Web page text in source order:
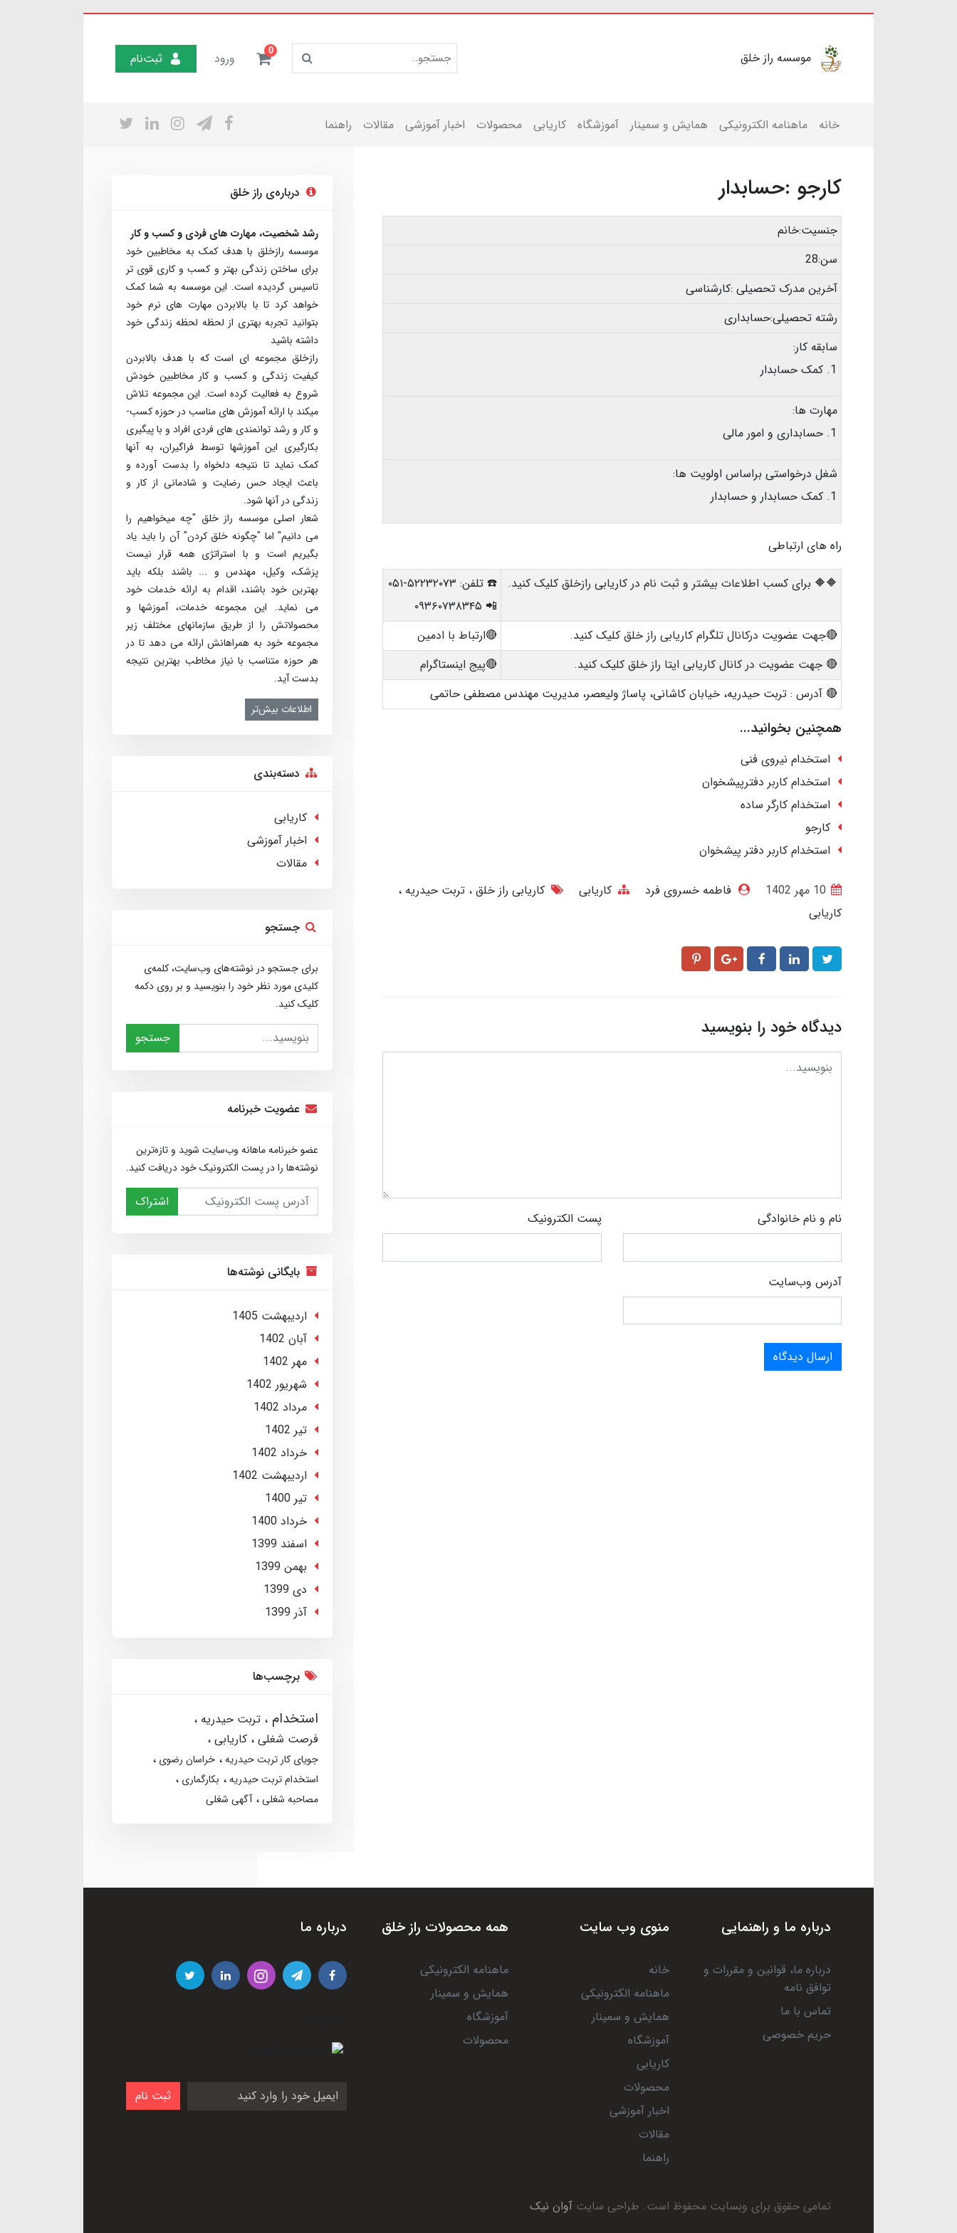
موسسه راز خلق 0 ورود ثبت‌نام
خانه ماهنامه الکترونیکی همایش و سمینار آموزشگاه کاریابی محصولات اخبار آموزشی مقالات راهنما
کارجو :حسابدار
جنسیت:خانم
سن:28
آخرین مدرک تحصیلی :کارشناسی
رشته تحصیلی:حسابداری
سابقه کار:
کمک حسابدار
مهارت ها:
حسابداری و امور مالی
شغل درخواستی براساس اولویت ها:
کمک حسابدار و حسابدار
راه های ارتباطی
🔶🔶 برای کسب اطلاعات بیشتر و ثبت نام در کاریابی رازخلق کلیک کنید.
☎️ تلفن: ۵۲۲۳۲۰۷۳-۰۵۱
📲 ۰۹۳۶۰۷۳۸۳۴۵
🔴جهت عضویت درکانال تلگرام کاریابی راز خلق کلیک کنید.
🔴ارتباط با ادمین
🔴 جهت عضویت در کانال کاریابی ایتا راز خلق کلیک کنید.
🔴پیج اینستاگرام
🔴 آدرس : تربت حیدریه، خیابان کاشانی، پاساژ ولیعصر، مدیریت مهندس مصطفی حاتمی
همچنین بخوانید...
استخدام نیروی فنی
استخدام کاربر دفترپیشخوان
استخدام کارگر ساده
کارجو
استخدام کاربر دفتر پیشخوان
فاطمه خسروی فرد کاریابی کاریابی راز خلق تربت حیدریه
کاریابی
دیدگاه خود را بنویسید
نام و نام خانوادگی پست الکترونیک
آدرس وب‌سایت
ارسال دیدگاه
درباره‌ی راز خلق
رشد شخصیت، مهارت های فردی و کسب و کار
موسسه رازخلق با هدف کمک به مخاطبین خود
برای ساختن زندگی بهتر و کسب و کاری قوی تر
تاسیس گردیده است. این موسسه به شما کمک
خواهد کرد تا با بالابردن مهارت های نرم خود
بتوانید تجربه بهتری از لحظه لحظه زندگی خود
داشته باشید
راز­خلق مجموعه­ ای است که با هدف بالابردن
کیفیت زندگی و کسب ­و ­کار مخاطبین خودش
شروع به فعالیت کرده است. این مجموعه تلاش
می­کند با ارائه آموزش­ های مناسب در حوزه کسب­
و کار و رشد توانمندی ­های فردی افراد و با پیگیری
بکارگیری این آموزش­ها توسط فراگیران، به آنها
کمک نماید تا نتیجه دلخواه را بدست آورده و
باعث ایجاد حس رضایت و شادمانی از کار و
زندگی در آنها شود.
شعار اصلی موسسه راز خلق "چه می­خواهیم را
می­ دانیم" اما "چگونه خلق کردن" آن را باید یاد
بگیریم است و با استراتژی همه قرار نیست
پزشک، وکیل، مهندس و ... باشند بلکه باید
بهترین خود باشند، اقدام به ارائه خدمات خود
می­ نماید. این مجموعه خدمات، آموزش­ها و
محصولاتش را از طریق سازمان­های مختلف زیر
مجموعه خود به همراهانش ارائه می­ دهد تا در
هر حوزه متناسب با نیاز مخاطب بهترین نتیجه
بدست آید.
اطلاعات بیش‌تر
دسته‌بندی
کاریابی
اخبار آموزشی
مقالات
جستجو
برای جستجو در نوشته‌های وب‌سایت، کلمه‌ی
کلیدی مورد نظر خود را بنویسید و بر روی دکمه
کلیک کنید.
جستجو
عضویت خبرنامه
عضو خبرنامه ماهانه وب‌سایت شوید و تازه‌ترین
نوشته‌ها را در پست الکترونیک خود دریافت کنید.
اشتراک
بایگانی نوشته‌ها
ارديبهشت 1405
آبان 1402
مهر 1402
شهریور 1402
مرداد 1402
تير 1402
خرداد 1402
ارديبهشت 1402
تير 1400
خرداد 1400
اسفند 1399
بهمن 1399
دی 1399
آذر 1399
برچسب‌ها
استخدام
تربت حیدریه
فرصت شغلی کاریابی
جویای کار تربت حیدریه
خراسان رضوی
استخدام تربت حیدریه
بکارگماری
مصاحبه شغلی
آگهی شغلی
درباره ما و راهنمایی
درباره ما، قوانین و مقررات و
توافق نامه
تماس با ما
حریم خصوصی
منوی وب سایت
خانه
ماهنامه الکترونیکی
همایش و سمینار
آموزشگاه
کاریابی
محصولات
اخبار آموزشی
مقالات
راهنما
همه محصولات راز خلق
ماهنامه الکترونیکی
همایش و سمینار
آموزشگاه
محصولات
درباره ما
ثبت نام
تمامی حقوق برای وبسایت محفوظ است. طراحی سایت آوان نیک